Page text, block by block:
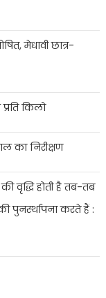
मेधावी छात्र-
किलो
का निरीक्षण
वृद्धि होती है तब-तब
पुनर्स्थापना करते हैं :